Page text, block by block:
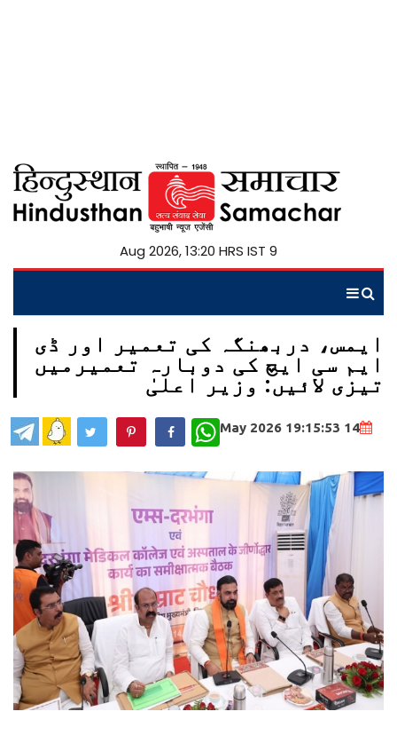
9 Aug 2026, 13:20 HRS IST
ایمس، دربھنگہ کی تعمیر اور ڈی
ایم سی ایچ کی دوبارہ تعمیرمیں
تیزی لائیں: وزیر اعلیٰ
14 May 2026 19:15:53
WhatsApp